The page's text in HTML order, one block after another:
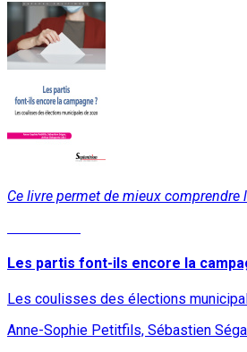
Ce livre permet de mieux
Les partis font-ils encore la
Les coulisses des élections
Anne-Sophie Petitfils, Sébastien